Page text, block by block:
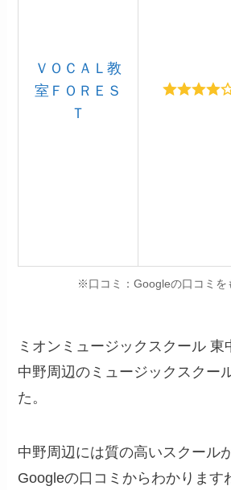
ＶＯＣＡＬ教
室ＦＯＲＥＳ
Ｔ
※口コミ：Googleの口コミを
ミオンミュージックスクール 東
中野周辺のミュージックスクー
た。
中野周辺には質の高いスクール
Googleの口コミからわかります